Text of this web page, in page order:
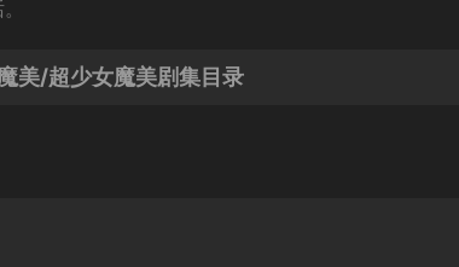
美/超少女魔美剧集目录